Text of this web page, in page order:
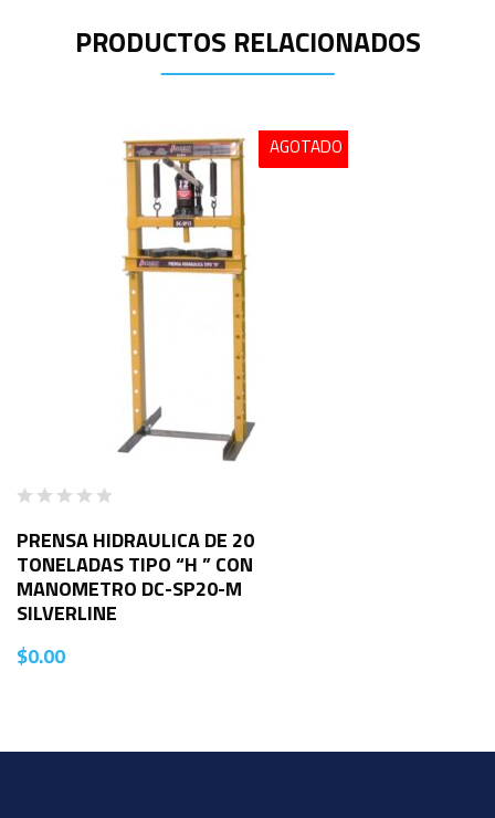
PRODUCTOS RELACIONADOS
AGOTADO
PRENSA HIDRAULICA DE 20
TONELADAS TIPO “H ” CON
MANOMETRO DC-SP20-M
SILVERLINE
$0.00